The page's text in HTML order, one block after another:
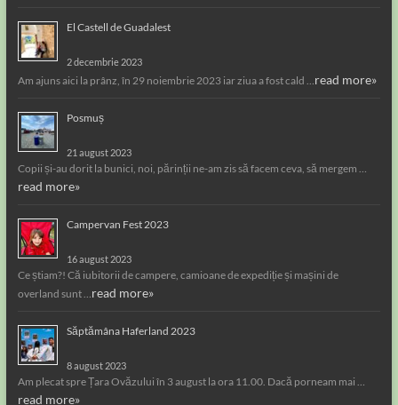
El Castell de Guadalest
2 decembrie 2023
Am ajuns aici la prânz, în 29 noiembrie 2023 iar ziua a fost cald …read more»
Posmuș
21 august 2023
Copii și-au dorit la bunici, noi, părinții ne-am zis să facem ceva, să mergem …
read more»
Campervan Fest 2023
16 august 2023
Ce știam?! Că iubitorii de campere, camioane de expediție și mașini de
overland sunt …read more»
Săptămâna Haferland 2023
8 august 2023
Am plecat spre Țara Ovăzului în 3 august la ora 11.00. Dacă porneam mai …
read more»